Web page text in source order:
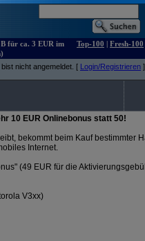
für ca. 3 EUR im
Top-100 | Fresh-100
bist nicht angemeldet. [ Login/Registrieren ]
10 EUR Onlinebonus statt 50!
bekommt beim Kauf bestimmter
Internet.
(49 EUR für die
V3xx)